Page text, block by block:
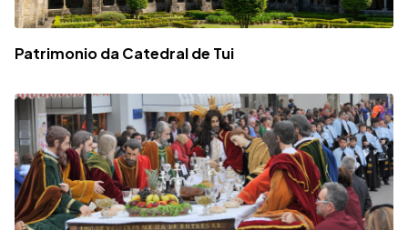
Patrimonio da Catedral de Tui